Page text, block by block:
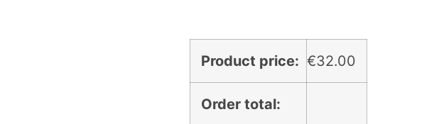
Product price: €32.00
Order total: